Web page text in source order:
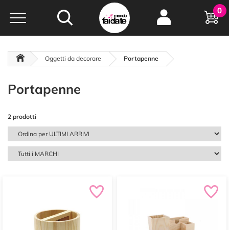
Hobby e
creatività...
oltre 15 anni online
0
Oggetti da decorare Portapenne
Portapenne
2 prodotti